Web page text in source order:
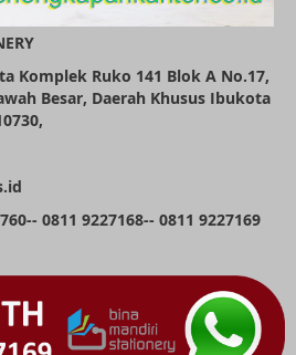
Komplek Ruko 141 Blok A No.17,
Besar, Daerah Khusus Ibukota
0811 9227168-- 0811 9227169